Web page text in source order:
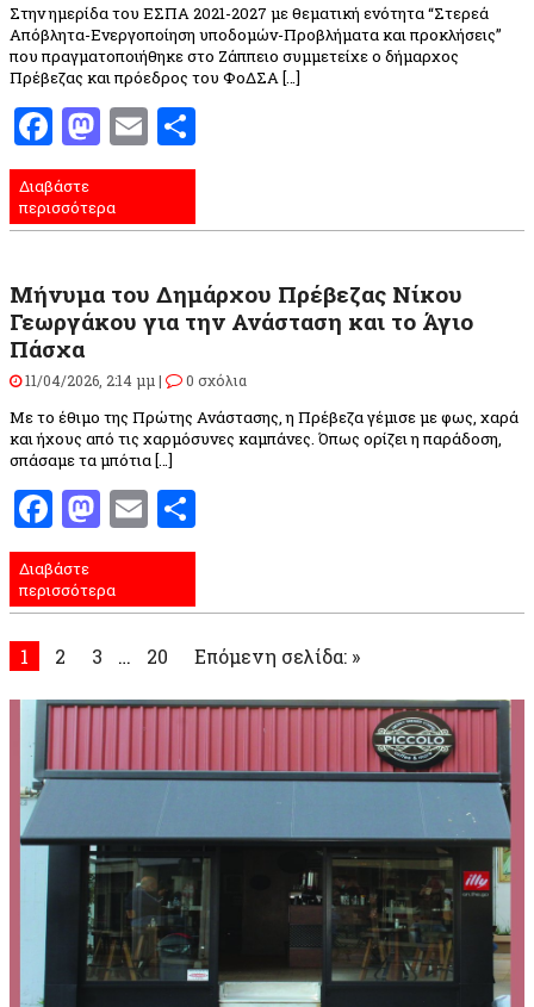
Στην ημερίδα του ΕΣΠΑ 2021-2027 με θεματική ενότητα “Στερεά
Απόβλητα-Ενεργοποίηση υποδομών-Προβλήματα και προκλήσεις”
που πραγματοποιήθηκε στο Ζάππειο συμμετείχε ο δήμαρχος
Πρέβεζας και πρόεδρος του ΦοΔΣΑ […]
Facebook
Mastodon
Email
Διαβάστε
περισσότερα
Μήνυμα του Δημάρχου Πρέβεζας Νίκου
Γεωργάκου για την Ανάσταση και το Άγιο
Πάσχα
11/04/2026, 2:14 μμ | 0 σχόλια
Με το έθιμο της Πρώτης Ανάστασης, η Πρέβεζα γέμισε με φως, χαρά
και ήχους από τις χαρμόσυνες καμπάνες. Όπως ορίζει η παράδοση,
σπάσαμε τα μπότια […]
Facebook
Mastodon
Email
Διαβάστε
περισσότερα
1 2 3 … 20 Επόμενη σελίδα: »